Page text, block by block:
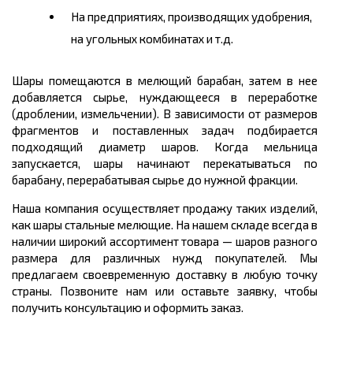
На предприятиях, производящих удобрения,
на угольных комбинатах и т.д.
Шары помещаются в мелющий барабан, затем в нее
добавляется сырье, нуждающееся в переработке
(дроблении, измельчении). В зависимости от размеров
фрагментов и поставленных задач подбирается
подходящий диаметр шаров. Когда мельница
запускается, шары начинают перекатываться по
барабану, перерабатывая сырье до нужной фракции.
Наша компания осуществляет продажу таких изделий,
как шары стальные мелющие. На нашем складе всегда в
наличии широкий ассортимент товара — шаров разного
размера для различных нужд покупателей. Мы
предлагаем своевременную доставку в любую точку
страны. Позвоните нам или оставьте заявку, чтобы
получить консультацию и оформить заказ.